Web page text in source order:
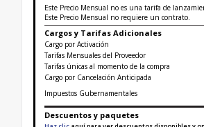
Este Precio Mensual no es una tarifa de
Este Precio Mensual no requiere un contrato.
Cargos y Tarifas Adicionales
Cargo por Activación
Tarifas Mensuales del Proveedor
Tarifas únicas al momento de la compra
Cargo por Cancelación Anticipada
Impuestos Gubernamentales
Descuentos y paquetes